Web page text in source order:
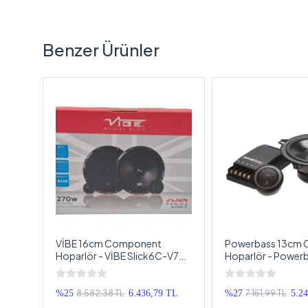
Benzer Ürünler
VİBE 16cm Component
Hoparlör - VİBE Slick6C-V7
16cm Mid Takımı - VİBE
Komponent Hoparlör Seti
%25 8.582,38 TL 6.436,79 TL
Powerbass 13cm
Hoparlör -
13cm Hoparlör +
Crossover
Hoparlör Seti
%27 7.151,99 TL